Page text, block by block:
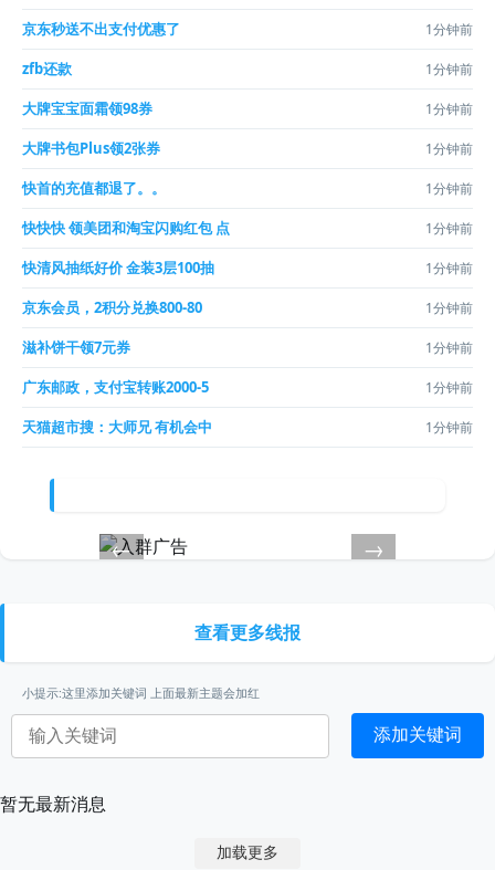
京东秒送不出支付优惠了 1分钟前
zfb还款 1分钟前
大牌宝宝面霜领98券 1分钟前
大牌书包Plus领2张券 1分钟前
快首的充值都退了。。 1分钟前
快快快 领美团和淘宝闪购红包 点 1分钟前
快清风抽纸好价 金装3层100抽 1分钟前
京东会员，2积分兑换800-80 1分钟前
滋补饼干领7元券 1分钟前
广东邮政，支付宝转账2000-5 1分钟前
天猫超市搜：大师兄 有机会中 1分钟前
← →
查看更多线报
小提示:这里添加关键词 上面最新主题会加红
添加关键词
暂无最新消息
加载更多